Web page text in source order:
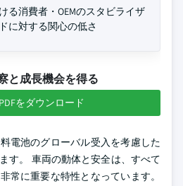
る消費者・OEMのスタビライザ
に対する関心の低さ
と成長機会を得る
をダウンロード
電池のグローバル受入を考慮した
す。 車両の動体と安全は、すべて
常に重要な特性となっています。